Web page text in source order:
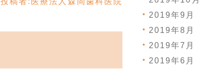
2019年9月
2019年8月
2019年7月
2019年6月